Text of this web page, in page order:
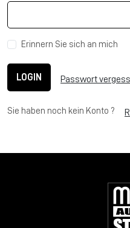
Erinnern Sie sich an mich
LOGIN Passwort
Sie haben noch kein Konto ?